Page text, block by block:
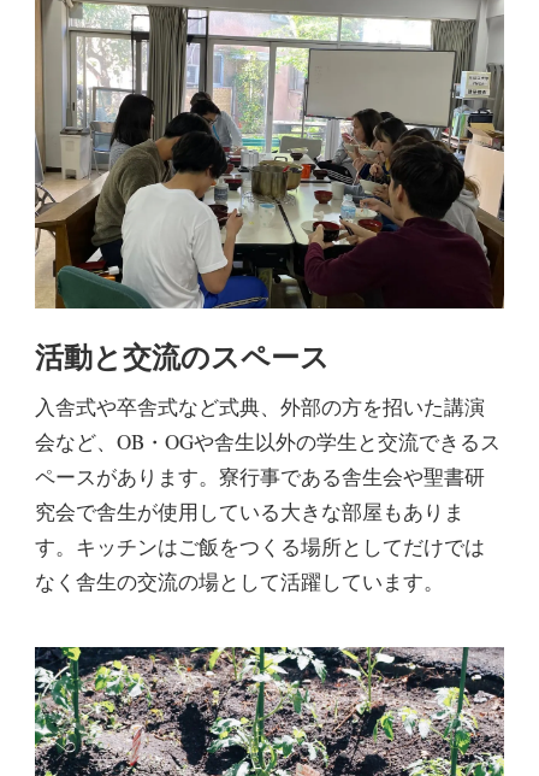
活動と交流のスペース
入舎式や卒舎式など式典、外部の方を招いた講演
会など、OB・OGや舎生以外の学生と交流できるス
ペースがあります。寮行事である舎生会や聖書研
究会で舎生が使用している大きな部屋もありま
す。キッチンはご飯をつくる場所としてだけでは
なく舎生の交流の場として活躍しています。